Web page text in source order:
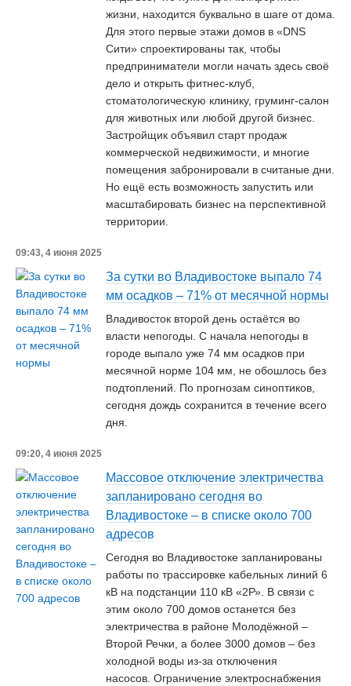
жизни, находится буквально в шаге от дома.
Для этого первые этажи домов в «DNS
Сити» спроектированы так, чтобы
предприниматели могли начать здесь своё
дело и открыть фитнес-клуб,
стоматологическую клинику, груминг-салон
для животных или любой другой бизнес.
Застройщик объявил старт продаж
коммерческой недвижимости, и многие
помещения забронировали в считаные дни.
Но ещё есть возможность запустить или
масштабировать бизнес на перспективной
территории.
09:43, 4 июня 2025
За сутки во Владивостоке выпало 74
мм осадков – 71% от месячной нормы
Владивосток второй день остаётся во
власти непогоды. С начала непогоды в
городе выпало уже 74 мм осадков при
месячной норме 104 мм, не обошлось без
подтоплений. По прогнозам синоптиков,
сегодня дождь сохранится в течение всего
дня.
09:20, 4 июня 2025
Массовое отключение электричества
запланировано сегодня во
Владивостоке – в списке около 700
адресов
Сегодня во Владивостоке запланированы
работы по трассировке кабельных линий 6
кВ на подстанции 110 кВ «2Р». В связи с
этим около 700 домов останется без
электричества в районе Молодёжной –
Второй Речки, а более 3000 домов – без
холодной воды из-за отключения
насосов. Ограничение электроснабжения